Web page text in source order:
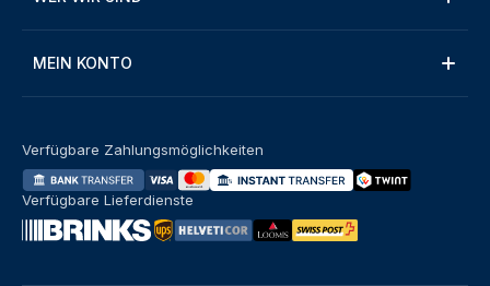
MEIN KONTO
Verfügbare Zahlungsmöglichkeiten
Verfügbare Lieferdienste